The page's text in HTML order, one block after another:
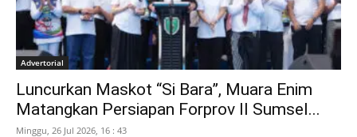
Advertorial
Luncurkan Maskot “Si Bara”, Muara Enim
Matangkan Persiapan Forprov II Sumsel...
Minggu, 26 Jul 2026, 16 : 43